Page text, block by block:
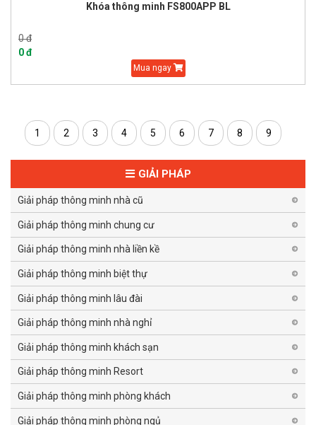
Khóa thông minh FS800APP BL
0 đ
0 đ
Mua ngay
1 2 3 4 5 6 7 8 9
GIẢI PHÁP
Giải pháp thông minh nhà cũ
Giải pháp thông minh chung cư
Giải pháp thông minh nhà liền kề
Giải pháp thông minh biệt thự
Giải pháp thông minh lâu đài
Giải pháp thông minh nhà nghỉ
Giải pháp thông minh khách sạn
Giải pháp thông minh Resort
Giải pháp thông minh phòng khách
Giải pháp thông minh phòng ngủ